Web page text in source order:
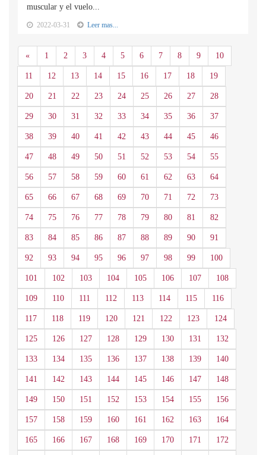
muscular y el vuelo...
2022-03-31 Leer mas...
«Anterior
1 2 3 4 5 6 7 8 9 10
11 12 13 14 15 16 17 18 19
20 21 22 23 24 25 26 27 28
29 30 31 32 33 34 35 36 37
38 39 40 41 42 43 44 45 46
47 48 49 50 51 52 53 54 55
56 57 58 59 60 61 62 63 64
65 66 67 68 69 70 71 72 73
74 75 76 77 78 79 80 81 82
83 84 85 86 87 88 89 90 91
92 93 94 95 96 97 98 99 100
101 102 103 104 105 106 107 108
109 110 111 112 113 114 115 116
117 118 119 120 121 122 123 124
125 126 127 128 129 130 131 132
133 134 135 136 137 138 139 140
141 142 143 144 145 146 147 148
149 150 151 152 153 154 155 156
157 158 159 160 161 162 163 164
165 166 167 168 169 170 171 172